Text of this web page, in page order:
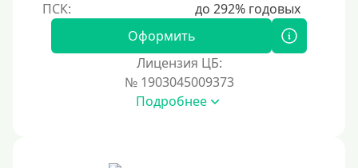
Наличными
По телефону
Оформить
Лицензия ЦБ:
№ 1903045009373
Подробнее